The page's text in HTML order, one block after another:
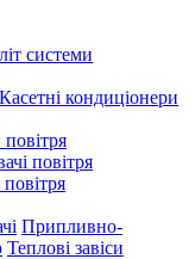
системи
Касетні кондиціонери
повітря
Припливно-
Теплові завіси